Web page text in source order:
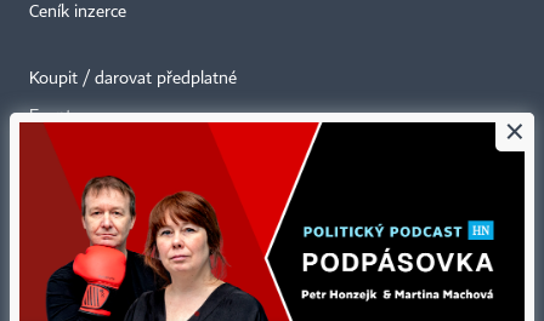
Ceník inzerce
Koupit / darovat předplatné
Eventy
Newslettery
RSS kanály
Autorská práva vykonává vydavatel. Bez písemného svolení vydavatele je
zakázáno jakékoli užití částí nebo celku díla, zejména rozmnožování a šíření
×